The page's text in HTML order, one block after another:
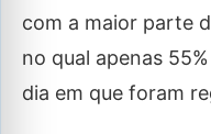
com a maior parte
no qual apenas
dia em que foram